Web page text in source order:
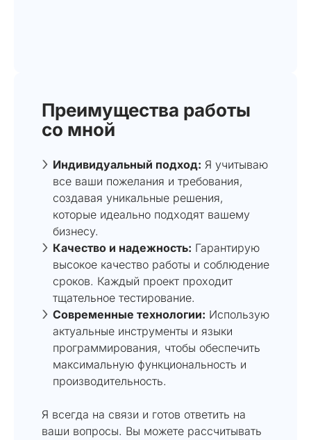
Преимущества работы
со мной
Индивидуальный подход: Я учитываю
все ваши пожелания и требования,
создавая уникальные решения,
которые идеально подходят вашему
бизнесу.
Качество и надежность: Гарантирую
высокое качество работы и соблюдение
сроков. Каждый проект проходит
тщательное тестирование.
Современные технологии: Использую
актуальные инструменты и языки
программирования, чтобы обеспечить
максимальную функциональность и
производительность.
Я всегда на связи и готов ответить на
ваши вопросы. Вы можете рассчитывать